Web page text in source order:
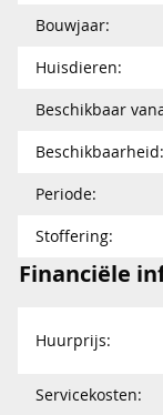
Bouwjaar:
Huisdieren:
Beschikbaar
Beschikbaarheid:
Periode:
Stoffering:
Financiële
Huurprijs:
Servicekosten: